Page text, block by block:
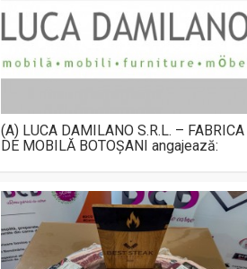
(A) LUCA DAMILANO S.R.L. – FABRICA
DE MOBILĂ BOTOȘANI angajează: